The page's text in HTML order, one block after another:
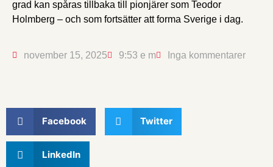
grad kan spåras tillbaka till pionjärer som Teodor
Holmberg – och som fortsätter att forma Sverige i dag.
november 15, 2025 9:53 e m Inga kommentarer
Facebook Twitter
LinkedIn